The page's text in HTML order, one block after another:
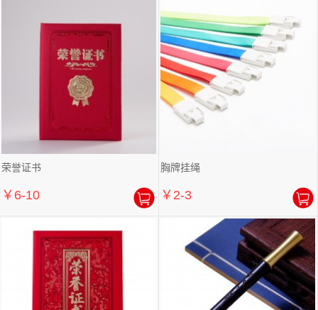
荣誉证书
￥6-10
胸牌挂绳
￥2-3